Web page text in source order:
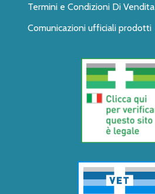
Termini e Condizioni Di Vendita
Comunicazioni ufficiali prodotti